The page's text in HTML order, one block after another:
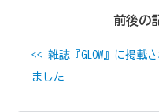
前後の
<< 雑誌『GLOW』に掲載
ました